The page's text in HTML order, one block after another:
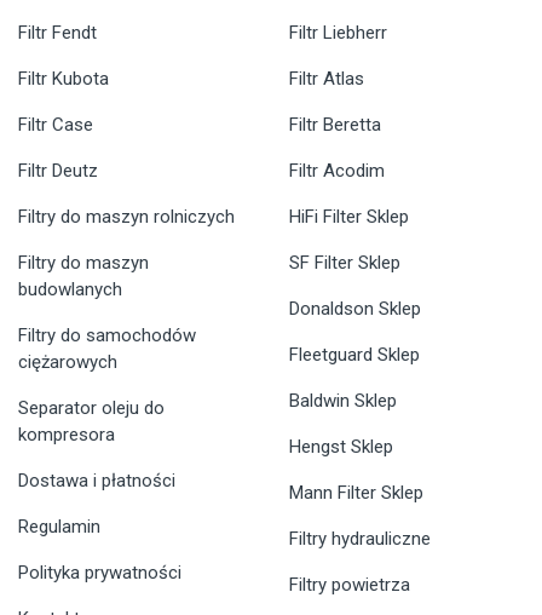
Filtr Fendt
Filtr Kubota
Filtr Case
Filtr Deutz
Filtr Liebherr
Filtr Atlas
Filtr Beretta
Filtr Acodim
Filtry do maszyn rolniczych
Filtry do maszyn
budowlanych
Filtry do samochodów
ciężarowych
Separator oleju do
kompresora
Dostawa i płatności
Regulamin
Polityka prywatności
HiFi Filter Sklep
SF Filter Sklep
Donaldson Sklep
Fleetguard Sklep
Baldwin Sklep
Hengst Sklep
Mann Filter Sklep
Filtry hydrauliczne
Filtry powietrza